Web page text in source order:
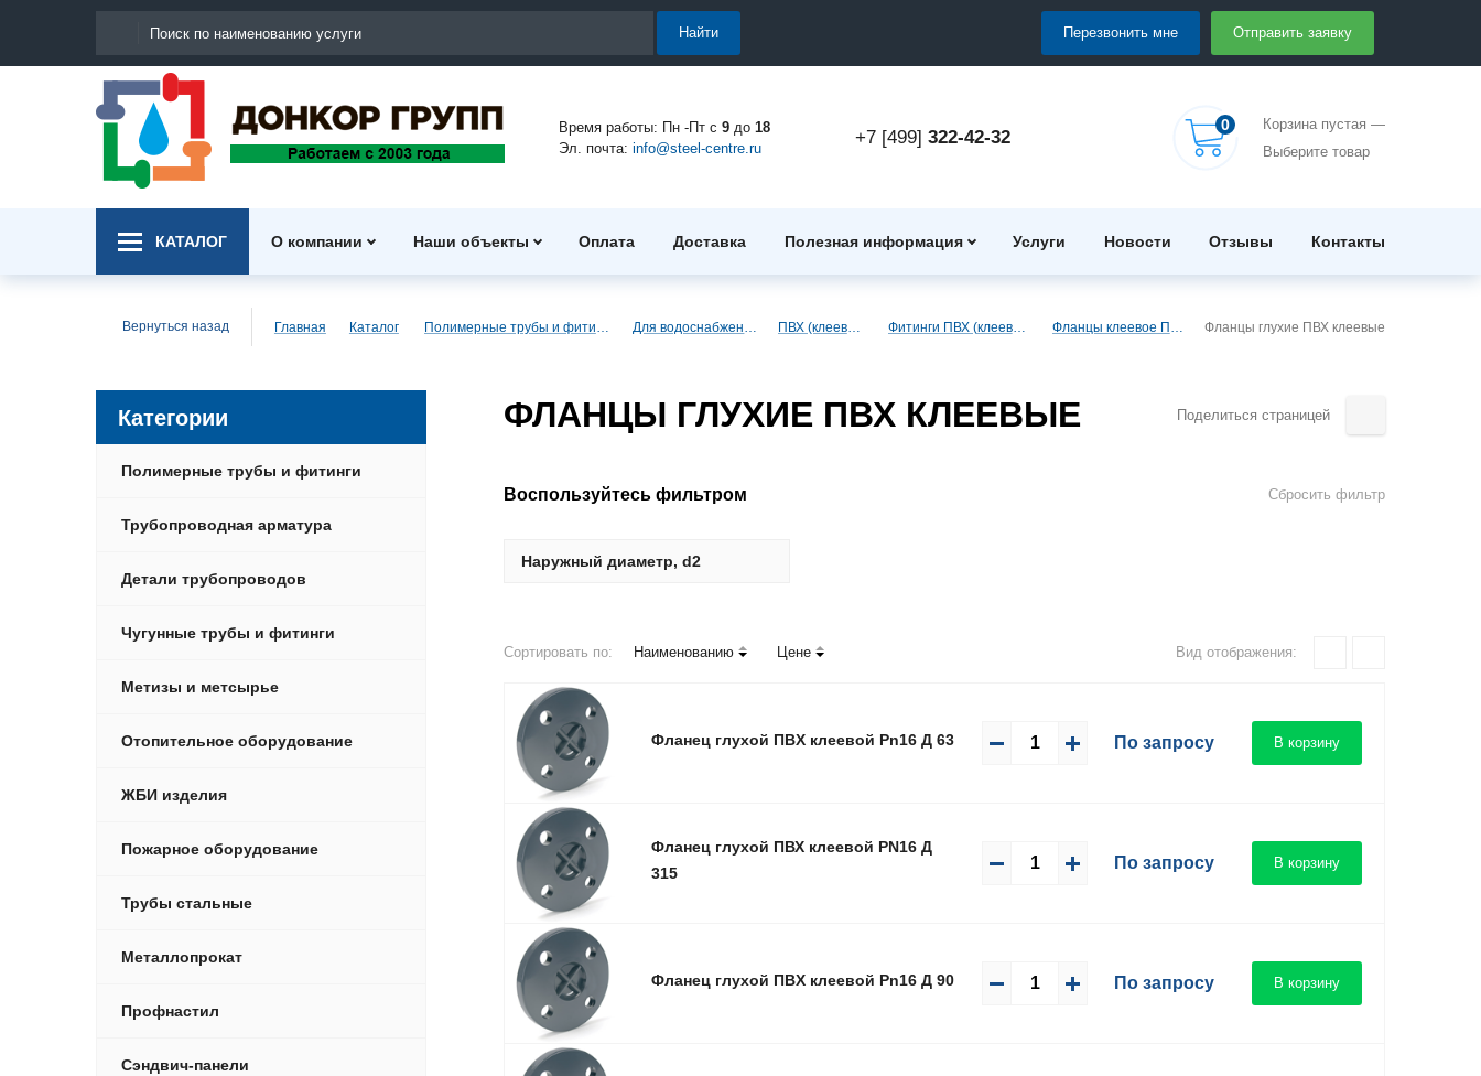
Найти Перезвонить мне Отправить заявку
Время работы: Пн -Пт с 9до 18
Эл. почта: info@steel-centre.ru
+7 [499] 322-42-32
0
Корзина пустая —
Выберите товар
КАТАЛОГ О компании Наши объекты Оплата Доставка Полезная информация Услуги Новости Отзывы Контакты
Вернуться назад Главная Каталог Полимерные трубы и фитинги Для водоснабжения ПВХ (клеевые) Фитинги ПВХ (клеевые) Фланцы клеевое ПВХ Фланцы глухие ПВХ клеевые
ФЛАНЦЫ ГЛУХИЕ ПВХ КЛЕЕВЫЕ Поделиться страницей
Воспользуйтесь фильтром Сбросить фильтр
Наружный диаметр, d2
Сортировать по: Наименованию Цене Вид отображения:
Фланец глуxой ПВX клеевой Pn16 Д 63 По запросу В корзину
Фланец глухой ПВХ клеевой PN16 Д
315
По запросу В корзину
Фланец глуxой ПВX клеевой Pn16 Д 90 По запросу В корзину
Категории
Полимерные трубы и фитинги
Трубопроводная арматура
Детали трубопроводов
Чугунные трубы и фитинги
Метизы и метсырье
Отопительное оборудование
ЖБИ изделия
Пожарное оборудование
Трубы стальные
Металлопрокат
Профнастил
Сэндвич-панели